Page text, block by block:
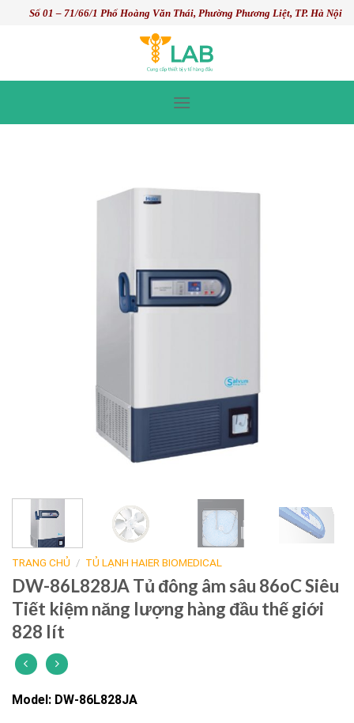
Số 01 – 71/66/1 Phố Hoàng Văn Thái, Phường Phương Liệt, TP. Hà Nội
TRANG CHỦ / TỦ LẠNH HAIER BIOMEDICAL
DW-86L828JA Tủ đông âm sâu 86oC Siêu
Tiết kiệm năng lượng hàng đầu thế giới
828 lít
Model: DW-86L828JA